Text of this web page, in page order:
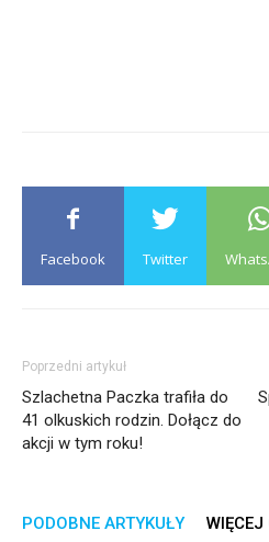
Facebook Twitter
Poprzedni artykuł
Szlachetna Paczka trafiła do
41 olkuskich rodzin. Dołącz do
akcji w tym roku!
PODOBNE ARTYKUŁY